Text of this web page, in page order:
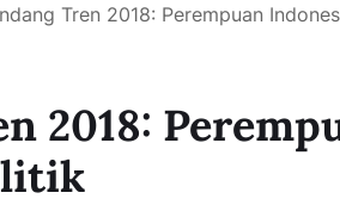
Tren 2018: Perempuan
2018: